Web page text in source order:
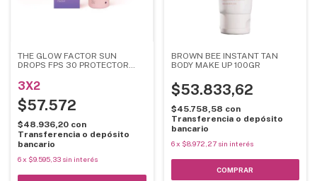
THE GLOW FACTOR SUN
DROPS FPS 30 PROTECTOR
3X2
$57.572
$48.936,20 con
Transferencia o depósito
bancario
6x $9.595,33 sin interés
BROWN BEE INSTANT TAN
BODY MAKE UP 100GR
$53.833,62
$45.758,58 con
Transferencia o depósito
bancario
6 x $8.972,27 sin interés